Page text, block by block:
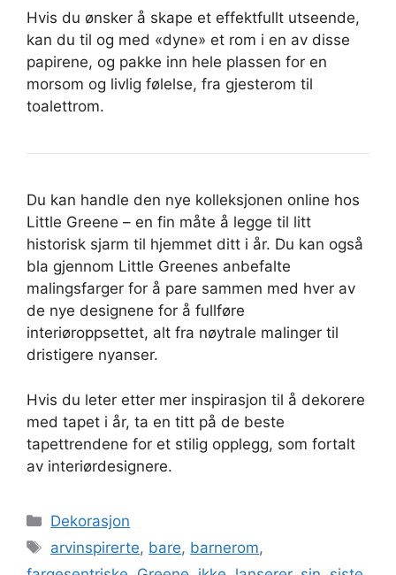
Hvis du ønsker å skape et effektfullt utseende,
kan du til og med «dyne» et rom i en av disse
papirene, og pakke inn hele plassen for en
morsom og livlig følelse, fra gjesterom til
toalettrom.
Du kan handle den nye kolleksjonen online hos
Little Greene – en fin måte å legge til litt
historisk sjarm til hjemmet ditt i år. Du kan også
bla gjennom Little Greenes anbefalte
malingsfarger for å pare sammen med hver av
de nye designene for å fullføre
interiøroppsettet, alt fra nøytrale malinger til
dristigere nyanser.
Hvis du leter etter mer inspirasjon til å dekorere
med tapet i år, ta en titt på de beste
tapettrendene for et stilig opplegg, som fortalt
av interiørdesignere.
Kategorier
Dekorasjon
Stikkord
arvinspirerte, bare, barnerom,